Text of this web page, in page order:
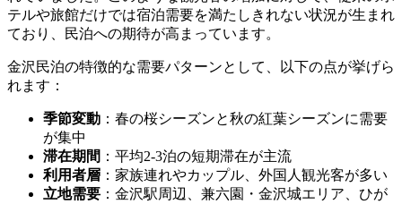
テルや旅館だけでは宿泊需要を満たしきれない状況が生まれ
ており、民泊への期待が高まっています。
金沢民泊の特徴的な需要パターンとして、以下の点が挙げら
れます：
季節変動 ：春の桜シーズンと秋の紅葉シーズンに需要
が集中
滞在期間 ：平均2-3泊の短期滞在が主流
利用者層 ：家族連れやカップル、外国人観光客が多い
立地需要 ：金沢駅周辺、兼六園・金沢城エリア、ひが